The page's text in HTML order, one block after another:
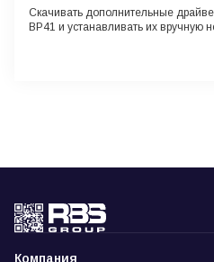
Скачивать дополнительные
ВР41 и устанавливать их вручную
Компания